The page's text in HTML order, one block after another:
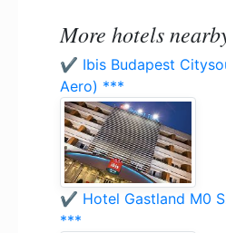
More hotels
✔️ Ibis Budapest
Aero) ***
✔️ Hotel Gastland M0
***